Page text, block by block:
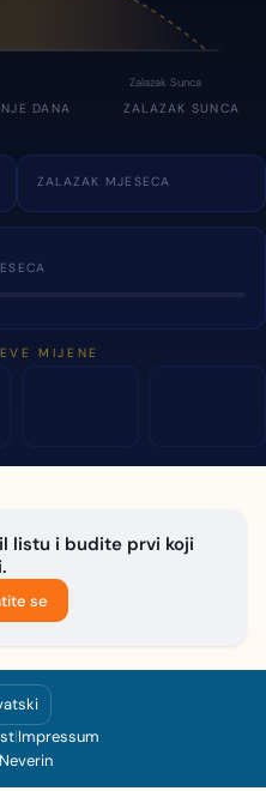
Zalazak Sunca
DANA ZALAZAK SUNCA
ZALAZAK MJESECA
MIJENE
listu i budite prvi koji
se
|Impressum